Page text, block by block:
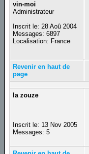
vin-moi
Administrateur
Inscrit le: 28 Aoû 2004
Messages: 6897
Localisation: France
Revenir en haut de
page
la zouze
Inscrit le: 13 Nov 2005
Messages: 5